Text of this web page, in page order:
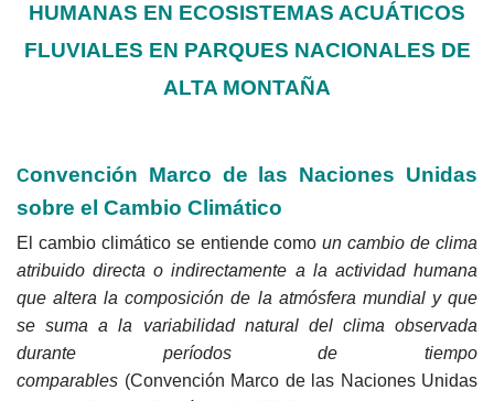
HUMANAS EN ECOSISTEMAS ACUÁTICOS
FLUVIALES EN PARQUES NACIONALES DE
ALTA MONTAÑA
Convención Marco de las Naciones Unidas
sobre el Cambio Climático
El cambio climático se entiende comoun cambio de clima
atribuido directa o indirectamente a la actividad humana
que altera la composición de la atmósfera mundial y que
se suma a la variabilidad natural del clima observada
durante períodos de tiempo
comparables (Convención Marco de las Naciones Unidas